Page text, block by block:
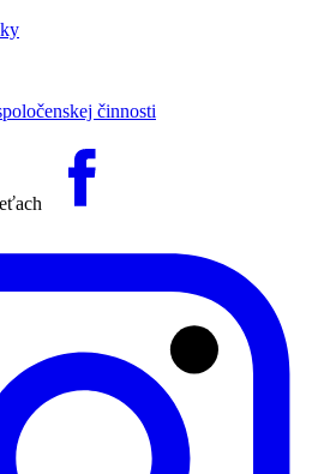
činnosti